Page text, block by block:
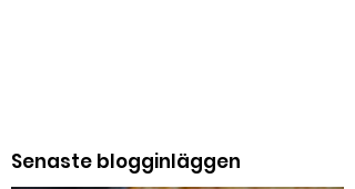
Senaste blogginläggen